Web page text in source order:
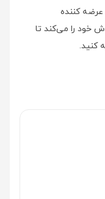
عرضه کننده
خود را می‌کند تا
کنید.